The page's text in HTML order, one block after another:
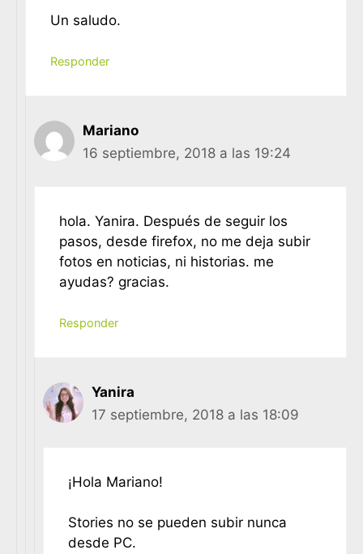
Un saludo.
Responder
Mariano
16 septiembre, 2018 a las 19:24
hola. Yanira. Después de seguir los
pasos, desde firefox, no me deja subir
fotos en noticias, ni historias. me
ayudas? gracias.
Responder
Yanira
17 septiembre, 2018 a las 18:09
¡Hola Mariano!
Stories no se pueden subir nunca
desde PC.